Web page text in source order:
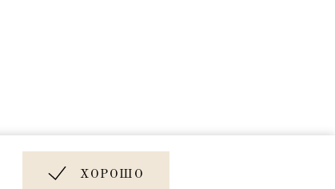
Дизайн и разработка сайта
Very Good
ХОРОШО